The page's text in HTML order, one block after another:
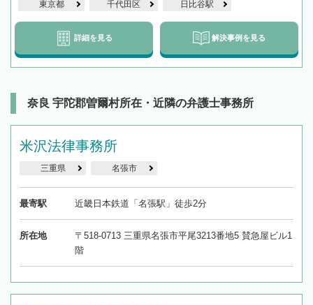
東京都 千代田区 日比谷駅
詳細を見る 解決事例を見る
奈良 宇陀郡曽爾村所在・近隣の弁護士事務所
米沢法律事務所
三重県 名張市
最寄駅 近畿日本鉄道「名張駅」徒歩2分
所在地
〒518-0713 三重県名張市平尾3213番地5 賛急屋ビル1
階